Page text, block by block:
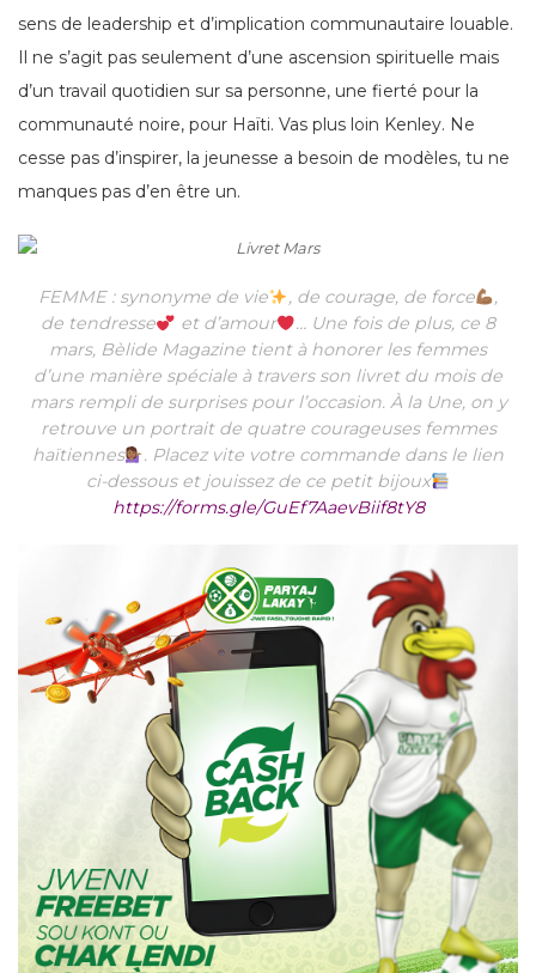
sens de leadership et d’implication communautaire louable.
Il ne s’agit pas seulement d’une ascension spirituelle mais
d’un travail quotidien sur sa personne, une fierté pour la
communauté noire, pour Haïti. Vas plus loin Kenley. Ne
cesse pas d’inspirer, la jeunesse a besoin de modèles, tu ne
manques pas d’en être un.
FEMME : synonyme de vie , de courage, de force
,
de tendresse
et d’amour
… Une fois de plus, ce 8
mars, Bèlide Magazine tient à honorer les femmes
d’une manière spéciale à travers son livret du mois de
mars rempli de surprises pour l’occasion. À la Une, on y
retrouve un portrait de quatre courageuses femmes
haïtiennes
. Placez vite votre commande dans le lien
ci-dessous et jouissez de ce petit bijoux
https://forms.gle/GuEf7AaevBiif8tY8